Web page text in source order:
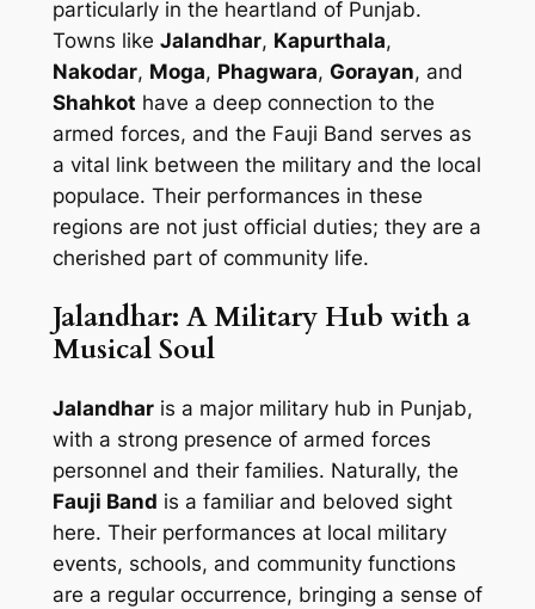
particularly in the heartland of Punjab.
Towns like Jalandhar, Kapurthala,
Nakodar, Moga, Phagwara, Gorayan, and
Shahkot have a deep connection to the
armed forces, and the Fauji Band serves as
a vital link between the military and the local
populace. Their performances in these
regions are not just official duties; they are a
cherished part of community life.
Jalandhar: A Military Hub with a
Musical Soul
Jalandharis a major military hub in Punjab,
with a strong presence of armed forces
personnel and their families. Naturally, the
Fauji Band is a familiar and beloved sight
here. Their performances at local military
events, schools, and community functions
are a regular occurrence, bringing a sense of